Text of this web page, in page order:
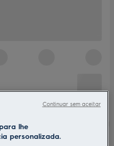
lhe
personalizada.
Continuar sem aceitar